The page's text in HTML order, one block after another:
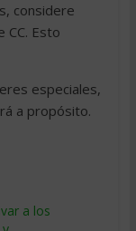
considere
CC. Esto
especiales,
a propósito.
a los